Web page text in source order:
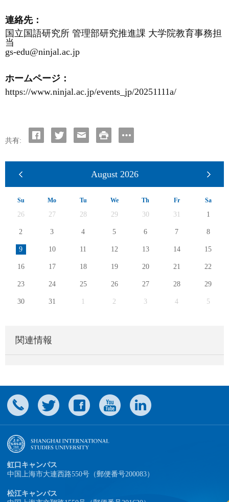
連絡先：
国立国語研究所 管理部研究推進課 大学院教育事務担
当
gs-edu@ninjal.ac.jp
ホームページ：
https://www.ninjal.ac.jp/events_jp/20251111a/
共有:
August 2026
Su Mo Tu We Th Fr Sa
26 27 28 29 30 31 1
2 3 4 5 6 7 8
9 10 11 12 13 14 15
16 17 18 19 20 21 22
23 24 25 26 27 28 29
30 31 1 2 3 4 5
関連情報
虹口キャンパス
中国上海市大連西路550号（郵便番号200083）
松江キャンパス